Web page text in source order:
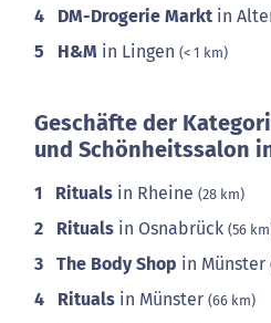
4 DM-Drogerie Markt in
5 H&M in Lingen (< 1 km)
Geschäfte der
und Schönheitssalon
1 Rituals in Rheine (28 km)
2 Rituals in Osnabrück (56
3 The Body Shop in Münster
4 Rituals in Münster (66 km)